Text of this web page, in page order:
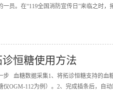
一员。在“119全国消防宣传日”来临之时
诊恒糖使用方法
步 血糖数据采集1、将拓诊恒糖支持的血
仪OGM-112为例）。2、完成插条后，自